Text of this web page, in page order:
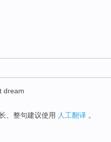
dream
、整句建议使用 人工翻译 。